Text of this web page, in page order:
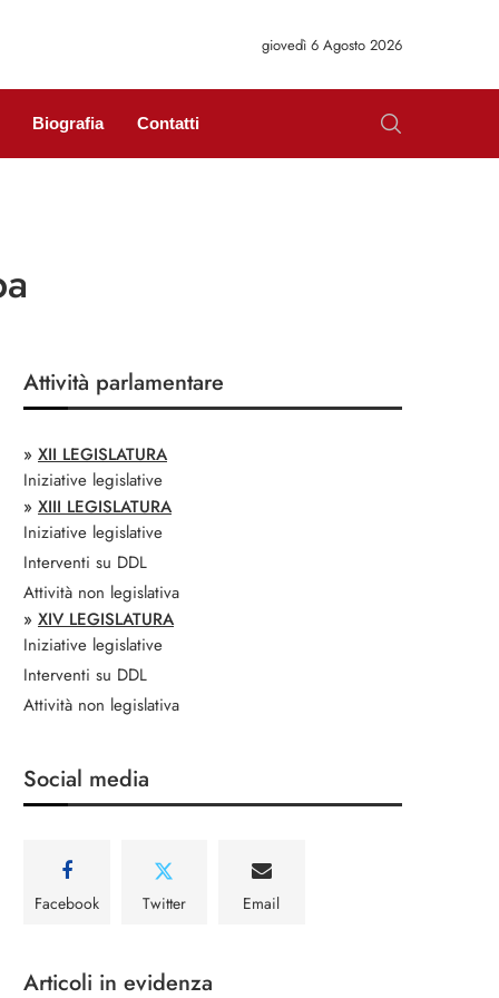
giovedì 6 Agosto 2026
Biografia Contatti
Attività parlamentare
» XII LEGISLATURA
Iniziative legislative
» XIII LEGISLATURA
Iniziative legislative
Interventi su DDL
Attività non legislativa
» XIV LEGISLATURA
Iniziative legislative
Interventi su DDL
Attività non legislativa
Social media
Facebook Twitter Email
Articoli in evidenza